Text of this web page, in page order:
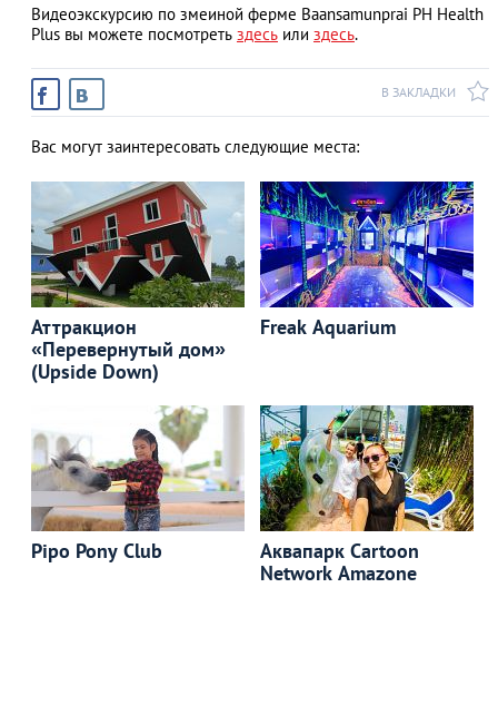
Видеоэкскурсию по змеиной ферме Baansamunprai PH Health
Plus вы можете посмотреть здесь или здесь.
В ЗАКЛАДКИ
Вас могут заинтересовать следующие места:
Аттракцион
«Перевернутый дом»
(Upside Down)
Freak Aquarium
Pipo Pony Club
Aквапарк Cartoon
Network Amazone